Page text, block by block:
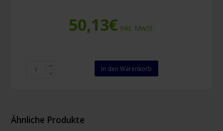
50,13€ Inkl. MwSt.
Peeling
In den Warenkorb
Ähnliche Produkte